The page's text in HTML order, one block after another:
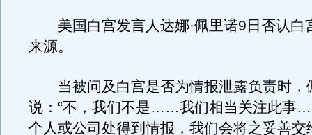
美国白宫发言人达娜·佩里诺9日否认白
来源。
当被问及白宫是否为情报泄露负责时，
说：“不，我们不是……我们相当关注此事
个人或公司处得到情报，我们会将之妥善交